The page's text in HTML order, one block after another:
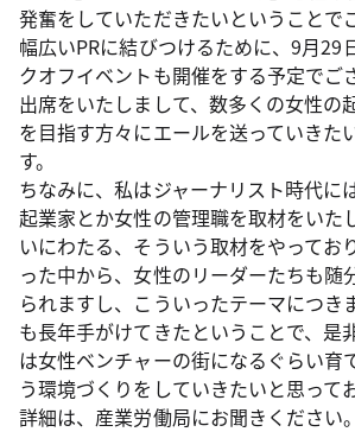
発奮をしていただきたいということで
幅広いPRに結びつけるために、9月29
クオフイベントも開催をする予定でご
出席をいたしまして、数多くの女性の
を目指す方々にエールを送っていきた
す。
ちなみに、私はジャーナリスト時代に
起業家とか女性の管理職を取材をいた
いにわたる、そういう取材をやってお
った中から、女性のリーダーたちも随
られますし、こういったテーマにつき
も長年手がけてきたということで、是
は女性ベンチャーの街になるぐらい育
う環境づくりをしていきたいと思って
詳細は、産業労働局にお聞きください。